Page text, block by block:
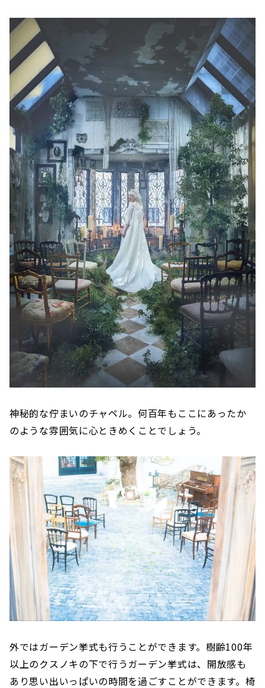
神秘的な佇まいのチャペル。何百年もここにあったか
のような雰囲気に心ときめくことでしょう。
外ではガーデン挙式も行うことができます。樹齢100年
以上のクスノキの下で行うガーデン挙式は、開放感も
あり思い出いっぱいの時間を過ごすことができます。椅